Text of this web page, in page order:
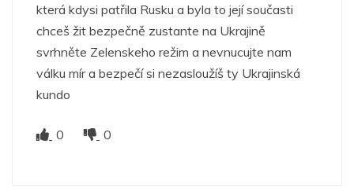
která kdysi patřila Rusku a byla to její současti
chceš žit bezpečně zustante na Ukrajině
svrhněte Zelenskeho režim a nevnucujte nam
válku mír a bezpečí si nezasloužíš ty Ukrajinská
kundo
0 0